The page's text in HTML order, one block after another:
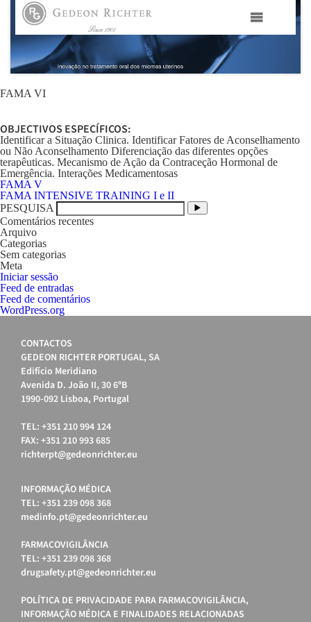
HOME
GEDEON RICHTER PORTUGAL
GEDEON RICHTER GRUPO
ÁREAS TERAPÊUTICAS
MEDIA
CONTACTOS
FAMA
FAMA VI
OBJECTIVOS ESPECÍFICOS:
Identificar a Situação Clinica. Identificar Fatores de Aconselhamento
ou Não Aconselhamento Diferenciação das diferentes opções
terapêuticas. Mecanismo de Ação da Contraceção Hormonal de
Emergência. Interações Medicamentosas
Navegação
de
artigos
FAMA V
FAMA INTENSIVE TRAINING I e II
PESQUISA
Comentários recentes
Arquivo
Categorias
Sem categorias
Meta
Iniciar sessão
Feed de entradas
Feed de comentários
WordPress.org
CONTACTOS
GEDEON RICHTER PORTUGAL, SA
Edifício Meridiano
Avenida D. João II, 30 6ºB
1990-092 Lisboa, Portugal
TEL: +351 210 994 124
FAX: +351 210 993 685
richterpt@gedeonrichter.eu
INFORMAÇÃO MÉDICA
TEL: +351 239 098 368
medinfo.pt@gedeonrichter.eu
FARMACOVIGILÂNCIA
TEL: +351 239 098 368
drugsafety.pt@gedeonrichter.eu
POLÍTICA DE PRIVACIDADE PARA FARMACOVIGILÂNCIA,
INFORMAÇÃO MÉDICA E FINALIDADES RELACIONADAS